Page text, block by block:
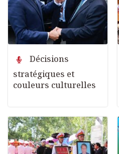
Décisions
stratégiques et
couleurs culturelles